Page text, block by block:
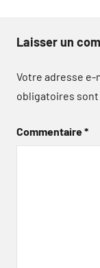
Laisser un
Votre adresse e-
obligatoires
Commentaire*